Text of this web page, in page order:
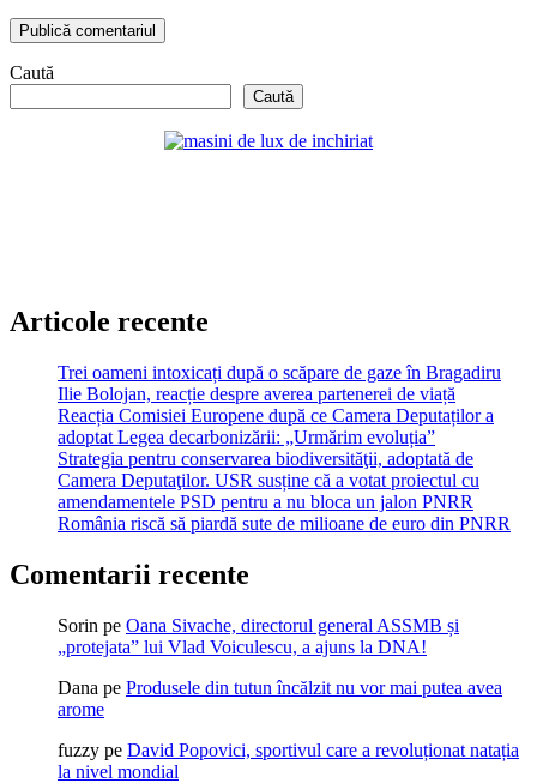
Caută
Caută
Articole recente
Trei oameni intoxicați după o scăpare de gaze în Bragadiru
Ilie Bolojan, reacție despre averea partenerei de viață
Reacția Comisiei Europene după ce Camera Deputaților a
adoptat Legea decarbonizării: „Urmărim evoluția”
Strategia pentru conservarea biodiversităţii, adoptată de
Camera Deputaţilor. USR susține că a votat proiectul cu
amendamentele PSD pentru a nu bloca un jalon PNRR
România riscă să piardă sute de milioane de euro din PNRR
Comentarii recente
Sorin pe Oana Sivache, directorul general ASSMB și
„protejata” lui Vlad Voiculescu, a ajuns la DNA!
Dana pe Produsele din tutun încălzit nu vor mai putea avea
arome
fuzzy pe David Popovici, sportivul care a revoluționat natația
la nivel mondial